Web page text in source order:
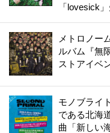
「lovesick
メトロノー
ルバム『無
ストアイベ
モノブライ
である北海
曲「新しい